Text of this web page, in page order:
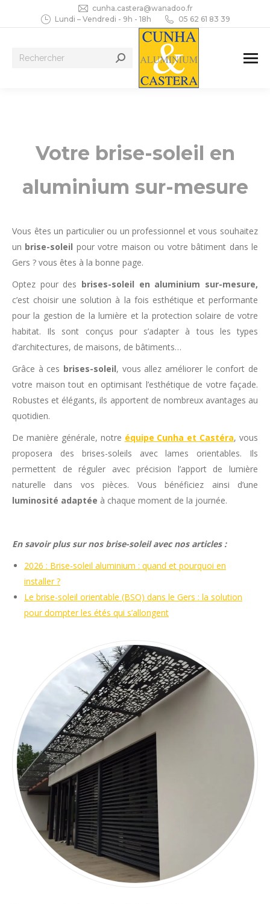
cunha.castera@wanadoo.fr
Lundi – Vendredi - 9h - 18h
05 62 61 83 39
Recherche
Votre brise-soleil en
aluminium sur-mesure
Vous êtes un particulier ou un professionnel et vous souhaitez
un brise-soleil pour votre maison ou votre bâtiment dans le
Gers ? vous êtes à la bonne page.
Optez pour des brises-soleil en aluminium sur-mesure,
c’est choisir une solution à la fois esthétique et performante
pour la gestion de la lumière et la protection solaire de votre
habitat. Ils sont conçus pour s’adapter à tous les types
d’architectures, de maisons, de bâtiments…
Grâce à ces brises-soleil, vous allez améliorer le confort de
votre maison tout en optimisant l’esthétique de votre façade.
Robustes et élégants, ils apportent de nombreux avantages au
quotidien.
De manière générale, notre équipe Cunha et Castéra, vous
proposera des brises-soleils avec lames orientables. Ils
permettent de réguler avec précision l’apport de lumière
naturelle dans vos pièces. Vous bénéficiez ainsi d’une
luminosité adaptée à chaque moment de la journée.
En savoir plus sur nos brise-soleil avec nos articles :
2026 : Brise-soleil aluminium : quand et pourquoi en
installer ?
Le brise-soleil orientable (BSO) dans le Gers : la solution
pour dompter les étés qui s’allongent